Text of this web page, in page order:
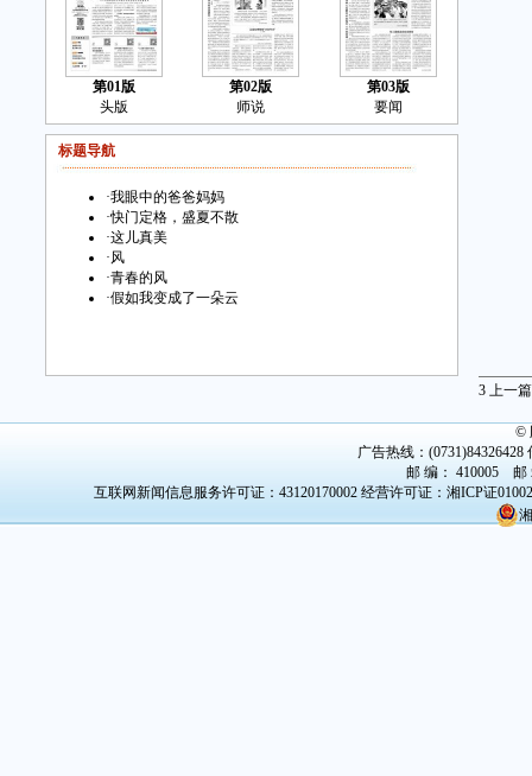
第01版
头版
第02版
师说
第03版
要闻
标题导航
·我眼中的爸爸妈妈
·快门定格，盛夏不散
·这儿真美
·风
·青春的风
·假如我变成了一朵云
3 上一篇
©
广告热线：(0731)84326428
邮 编： 410005 邮
互联网新闻信息服务许可证：43120170002 经营许可证：湘ICP证